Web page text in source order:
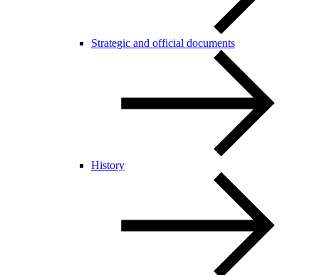
Strategic and official documents
History